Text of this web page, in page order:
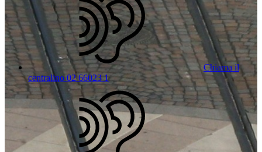
Chiama il
centralino 02 66023 1